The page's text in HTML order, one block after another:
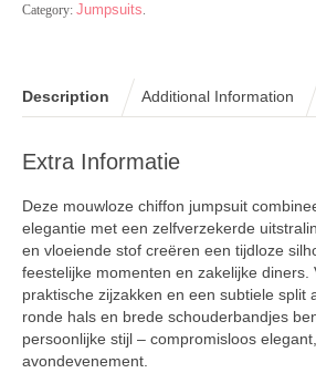
Category: Jumpsuits.
Description Additional Information
Extra Informatie
Deze mouwloze chiffon jumpsuit
elegantie met een zelfverzekerde
en vloeiende stof creëren een tijdloze
feestelijke momenten en zakelijke diners.
praktische zijzakken en een subtiele split
ronde hals en brede schouderbandjes
persoonlijke stijl – compromisloos
avondevenement.